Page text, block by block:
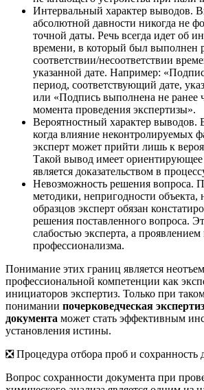
Интервальный характер выводов.
абсолютной давности никогда не
точной даты. Речь всегда идет об
времени, в который был выполнен
соответствии/несоответствии
указанной дате. Например:
период, соответствующий дате,
или «Подпись выполнена не ранее
момента проведения экспертизы».
Вероятностный характер выводов.
когда влияние неконтролируемых
эксперт может прийти лишь к
Такой вывод имеет ориентирующее
является доказательством в
Невозможность решения вопроса.
методики, непригодности объекта,
образцов эксперт обязан
решения поставленного вопроса.
слабостью эксперта, а
профессионализма.
Понимание этих границ является
профессиональной компетенции как
инициаторов экспертиз. Только при
понимании почерковедческая
документа может стать эффективным
установления истины.
❎ Процедура отбора проб и сохранность
Вопрос сохранности документа при